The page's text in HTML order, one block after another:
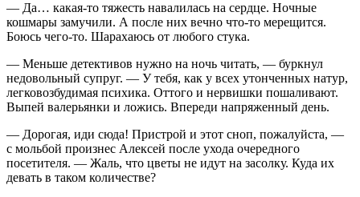
— Да… какая-то тяжесть навалилась на сердце. Ночные
кошмары замучили. А после них вечно что-то мерещится.
Боюсь чего-то. Шарахаюсь от любого стука.
— Меньше детективов нужно на ночь читать, — буркнул
недовольный супруг. — У тебя, как у всех утонченных натур,
легковозбудимая психика. Оттого и нервишки пошаливают.
Выпей валерьянки и ложись. Впереди напряженный день.
— Дорогая, иди сюда! Пристрой и этот сноп, пожалуйста, —
с мольбой произнес Алексей после ухода очередного
посетителя. — Жаль, что цветы не идут на засолку. Куда их
девать в таком количестве?